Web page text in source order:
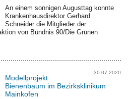
An einem sonnigen Augusttag konnte
Krankenhausdirektor Gerhard
Schneider die Mitglieder der
von Bündnis 90/Die Grünen
30.07.2020
Modellprojekt
Bienenbaum im Bezirksklinikum
Mainkofen